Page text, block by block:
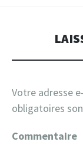
Votre adresse
obligatoires
Commentaire